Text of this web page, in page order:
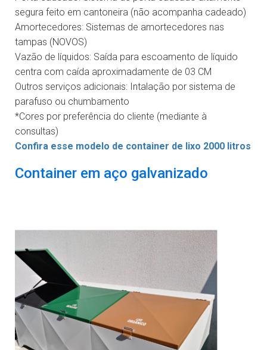
segura feito em cantoneira (não acompanha cadeado)
Amortecedores: Sistemas de amortecedores nas
tampas (NOVOS)
Vazão de líquidos: Saída para escoamento de líquido
centra com caída aproximadamente de 03 CM
Outros serviços adicionais: Intalação por sistema de
parafuso ou chumbamento
*Cores por preferência do cliente (mediante à
consultas)
Confira esse modelo de container de lixo 2000 litros
Container em aço galvanizado